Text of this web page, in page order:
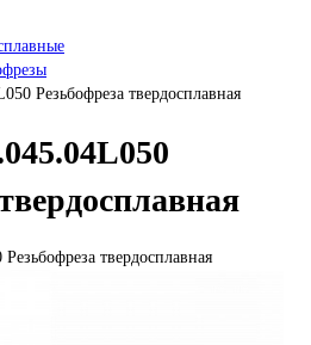
Резьбофреза твердосплавная